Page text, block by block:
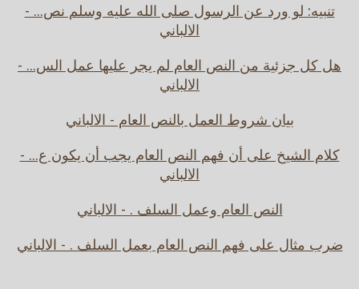
تنبيه: لو ورد عن الرسول صلى الله عليه وسلم نص... -
الالباني
هل كل جزئية من النص العام لم يجر عليها عمل الس... -
الالباني
بيان شروط العمل بالنص العام - الالباني
كلام الشيخ على أن فهم النص العام يجب أن يكون ع... -
الالباني
النص العام وعمل السلف . - الالباني
ضرب مثال على فهم النص العام بعمل السلف . - الالباني